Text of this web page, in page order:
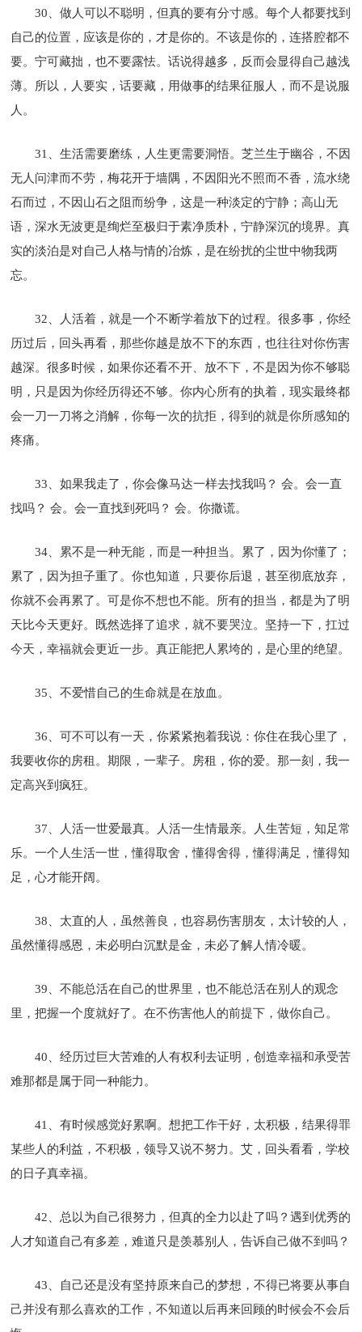
30、做人可以不聪明，但真的要有分寸感。每个人都要找到
自己的位置，应该是你的，才是你的。不该是你的，连搭腔都不
要。宁可藏拙，也不要露怯。话说得越多，反而会显得自己越浅
薄。所以，人要实，话要藏，用做事的结果征服人，而不是说服
人。
31、生活需要磨练，人生更需要洞悟。芝兰生于幽谷，不因
无人问津而不劳，梅花开于墙隅，不因阳光不照而不香，流水绕
石而过，不因山石之阻而纷争，这是一种淡定的宁静；高山无
语，深水无波更是绚烂至极归于素净质朴，宁静深沉的境界。真
实的淡泊是对自己人格与情的冶炼，是在纷扰的尘世中物我两
忘。
32、人活着，就是一个不断学着放下的过程。很多事，你经
历过后，回头再看，那些你越是放不下的东西，也往往对你伤害
越深。很多时候，如果你还看不开、放不下，不是因为你不够聪
明，只是因为你经历得还不够。你内心所有的执着，现实最终都
会一刀一刀将之消解，你每一次的抗拒，得到的就是你所感知的
疼痛。
33、如果我走了，你会像马达一样去找我吗？ 会。会一直
找吗？ 会。会一直找到死吗？ 会。你撒谎。
34、累不是一种无能，而是一种担当。累了，因为你懂了；
累了，因为担子重了。你也知道，只要你后退，甚至彻底放弃，
你就不会再累了。可是你不想也不能。所有的担当，都是为了明
天比今天更好。既然选择了追求，就不要哭泣。坚持一下，扛过
今天，幸福就会更近一步。真正能把人累垮的，是心里的绝望。
35、不爱惜自己的生命就是在放血。
36、可不可以有一天，你紧紧抱着我说：你住在我心里了，
我要收你的房租。期限，一辈子。房租，你的爱。那一刻，我一
定高兴到疯狂。
37、人活一世爱最真。人活一生情最亲。人生苦短，知足常
乐。一个人生活一世，懂得取舍，懂得舍得，懂得满足，懂得知
足，心才能开阔。
38、太直的人，虽然善良，也容易伤害朋友，太计较的人，
虽然懂得感恩，未必明白沉默是金，未必了解人情冷暖。
39、不能总活在自己的世界里，也不能总活在别人的观念
里，把握一个度就好了。在不伤害他人的前提下，做你自己。
40、经历过巨大苦难的人有权利去证明，创造幸福和承受苦
难那都是属于同一种能力。
41、有时候感觉好累啊。想把工作干好，太积极，结果得罪
某些人的利益，不积极，领导又说不努力。艾，回头看看，学校
的日子真幸福。
42、总以为自己很努力，但真的全力以赴了吗？遇到优秀的
人才知道自己有多差，难道只是羡慕别人，告诉自己做不到吗？
43、自己还是没有坚持原来自己的梦想，不得已将要从事自
己并没有那么喜欢的工作，不知道以后再来回顾的时候会不会后